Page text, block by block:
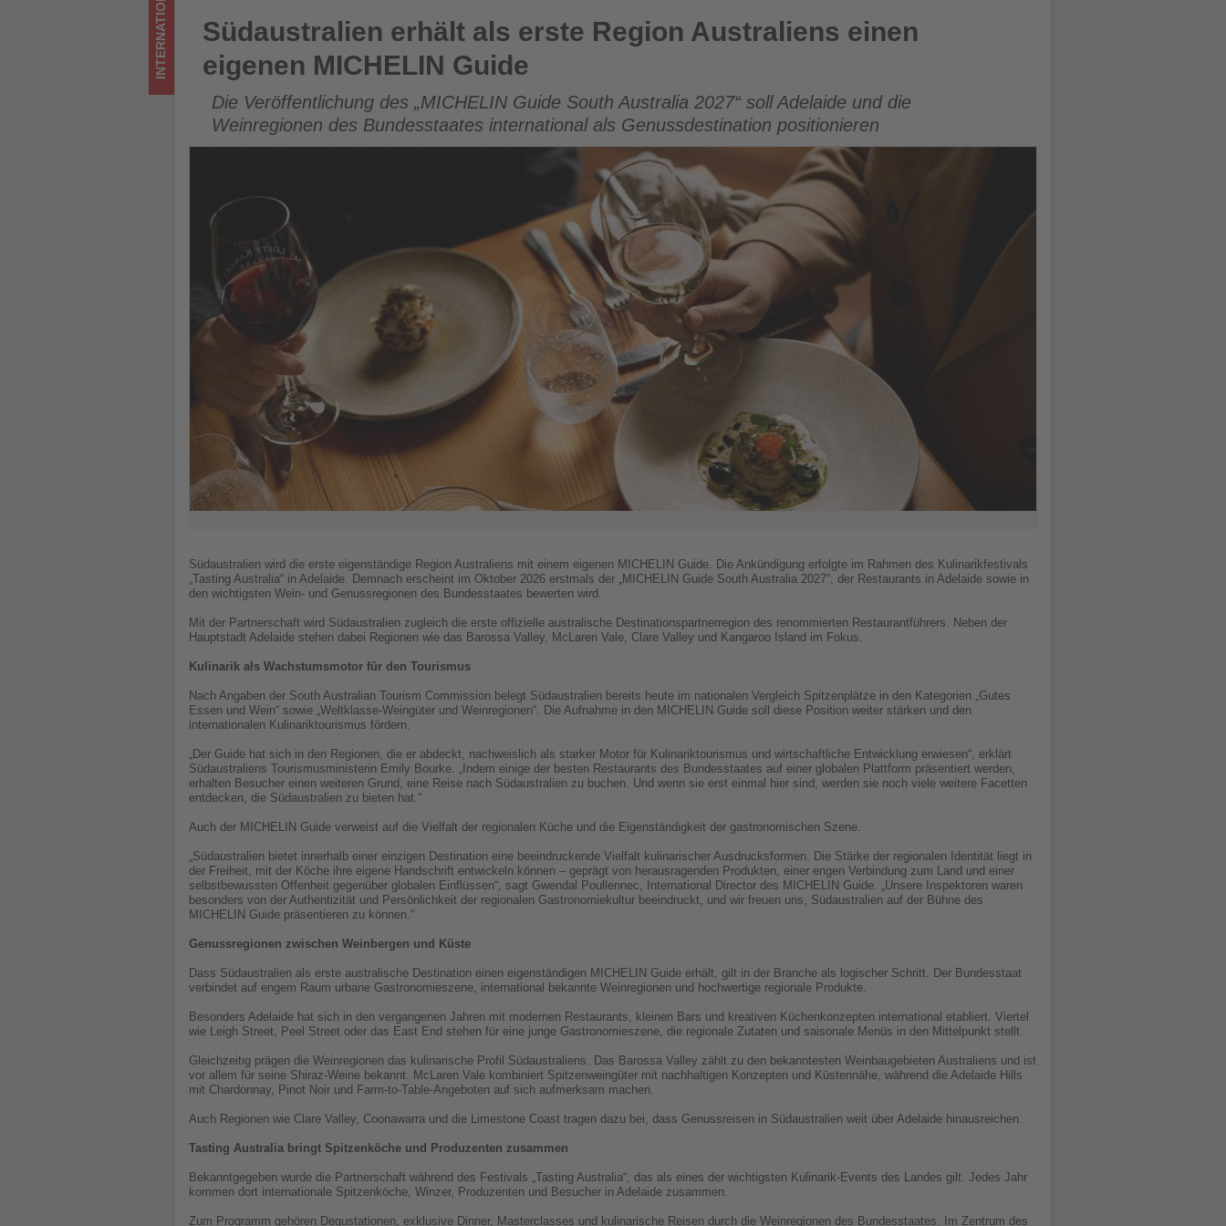
Südaustralien erhält als erste Region Australiens einen eigenen MICHELIN Guide
INTERNATIONAL
Südaustralien erhält als erste Region Australiens einen
eigenen MICHELIN Guide
Die Veröffentlichung des „MICHELIN Guide South Australia 2027“ soll Adelaide und die
Weinregionen des Bundesstaates international als Genussdestination positionieren
Südaustralien wird die erste eigenständige Region Australiens mit einem eigenen MICHELIN Guide. Die Ankündigung erfolgte im Rahmen des Kulinarikfestivals
„Tasting Australia“ in Adelaide. Demnach erscheint im Oktober 2026 erstmals der „MICHELIN Guide South Australia 2027“, der Restaurants in Adelaide sowie in
den wichtigsten Wein- und Genussregionen des Bundesstaates bewerten wird.
Mit der Partnerschaft wird Südaustralien zugleich die erste offizielle australische Destinationspartnerregion des renommierten Restaurantführers. Neben der
Hauptstadt Adelaide stehen dabei Regionen wie das Barossa Valley, McLaren Vale, Clare Valley und Kangaroo Island im Fokus.
Kulinarik als Wachstumsmotor für den Tourismus
Nach Angaben der South Australian Tourism Commission belegt Südaustralien bereits heute im nationalen Vergleich Spitzenplätze in den Kategorien „Gutes
Essen und Wein“ sowie „Weltklasse-Weingüter und Weinregionen“. Die Aufnahme in den MICHELIN Guide soll diese Position weiter stärken und den
internationalen Kulinariktourismus fördern.
„Der Guide hat sich in den Regionen, die er abdeckt, nachweislich als starker Motor für Kulinariktourismus und wirtschaftliche Entwicklung erwiesen“, erklärt
Südaustraliens Tourismusministerin Emily Bourke. „Indem einige der besten Restaurants des Bundesstaates auf einer globalen Plattform präsentiert werden,
erhalten Besucher einen weiteren Grund, eine Reise nach Südaustralien zu buchen. Und wenn sie erst einmal hier sind, werden sie noch viele weitere Facetten
entdecken, die Südaustralien zu bieten hat.“
Auch der MICHELIN Guide verweist auf die Vielfalt der regionalen Küche und die Eigenständigkeit der gastronomischen Szene.
„Südaustralien bietet innerhalb einer einzigen Destination eine beeindruckende Vielfalt kulinarischer Ausdrucksformen. Die Stärke der regionalen Identität liegt in
der Freiheit, mit der Köche ihre eigene Handschrift entwickeln können – geprägt von herausragenden Produkten, einer engen Verbindung zum Land und einer
selbstbewussten Offenheit gegenüber globalen Einflüssen“, sagt Gwendal Poullennec, International Director des MICHELIN Guide. „Unsere Inspektoren waren
besonders von der Authentizität und Persönlichkeit der regionalen Gastronomiekultur beeindruckt, und wir freuen uns, Südaustralien auf der Bühne des
MICHELIN Guide präsentieren zu können.“
Genussregionen zwischen Weinbergen und Küste
Dass Südaustralien als erste australische Destination einen eigenständigen MICHELIN Guide erhält, gilt in der Branche als logischer Schritt. Der Bundesstaat
verbindet auf engem Raum urbane Gastronomieszene, international bekannte Weinregionen und hochwertige regionale Produkte.
Besonders Adelaide hat sich in den vergangenen Jahren mit modernen Restaurants, kleinen Bars und kreativen Küchenkonzepten international etabliert. Viertel
wie Leigh Street, Peel Street oder das East End stehen für eine junge Gastronomieszene, die regionale Zutaten und saisonale Menüs in den Mittelpunkt stellt.
Gleichzeitig prägen die Weinregionen das kulinarische Profil Südaustraliens. Das Barossa Valley zählt zu den bekanntesten Weinbaugebieten Australiens und ist
vor allem für seine Shiraz-Weine bekannt. McLaren Vale kombiniert Spitzenweingüter mit nachhaltigen Konzepten und Küstennähe, während die Adelaide Hills
mit Chardonnay, Pinot Noir und Farm-to-Table-Angeboten auf sich aufmerksam machen.
Auch Regionen wie Clare Valley, Coonawarra und die Limestone Coast tragen dazu bei, dass Genussreisen in Südaustralien weit über Adelaide hinausreichen.
Tasting Australia bringt Spitzenköche und Produzenten zusammen
Bekanntgegeben wurde die Partnerschaft während des Festivals „Tasting Australia“, das als eines der wichtigsten Kulinarik-Events des Landes gilt. Jedes Jahr
kommen dort internationale Spitzenköche, Winzer, Produzenten und Besucher in Adelaide zusammen.
Zum Programm gehören Degustationen, exklusive Dinner, Masterclasses und kulinarische Reisen durch die Weinregionen des Bundesstaates. Im Zentrum des